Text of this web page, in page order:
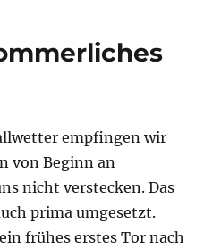
empfingen wir
von Beginn an
nicht verstecken. Das
prima umgesetzt.
frühes erstes Tor nach